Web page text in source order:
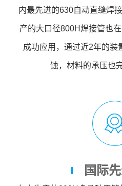
内最先进的630自动直缝焊
产的大口径800H焊接管也
成功应用，通过近2年的装
蚀，材料的承压也
国际